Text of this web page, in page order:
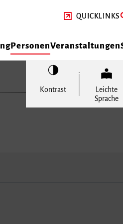
QUICKLINKS
PersonenVeranstaltungen
Kontrast
Leichte
Sprache